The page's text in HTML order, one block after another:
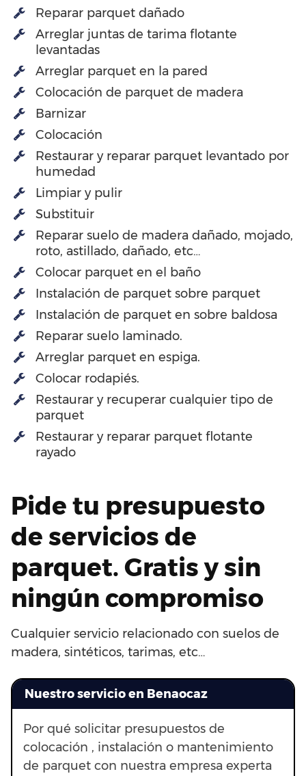
Reparar parquet dañado
Arreglar juntas de tarima flotante
levantadas
Arreglar parquet en la pared
Colocación de parquet de madera
Barnizar
Colocación
Restaurar y reparar parquet levantado por
humedad
Limpiar y pulir
Substituir
Reparar suelo de madera dañado, mojado,
roto, astillado, dañado, etc…
Colocar parquet en el baño
Instalación de parquet sobre parquet
Instalación de parquet en sobre baldosa
Reparar suelo laminado.
Arreglar parquet en espiga.
Colocar rodapiés.
Restaurar y recuperar cualquier tipo de
parquet
Restaurar y reparar parquet flotante
rayado
Pide tu presupuesto
de servicios de
parquet. Gratis y sin
ningún compromiso
Cualquier servicio relacionado con suelos de
madera, sintéticos, tarimas, etc…
Nuestro servicio en Benaocaz
Por qué solicitar presupuestos de
colocación , instalación o mantenimiento
de parquet con nuestra empresa experta